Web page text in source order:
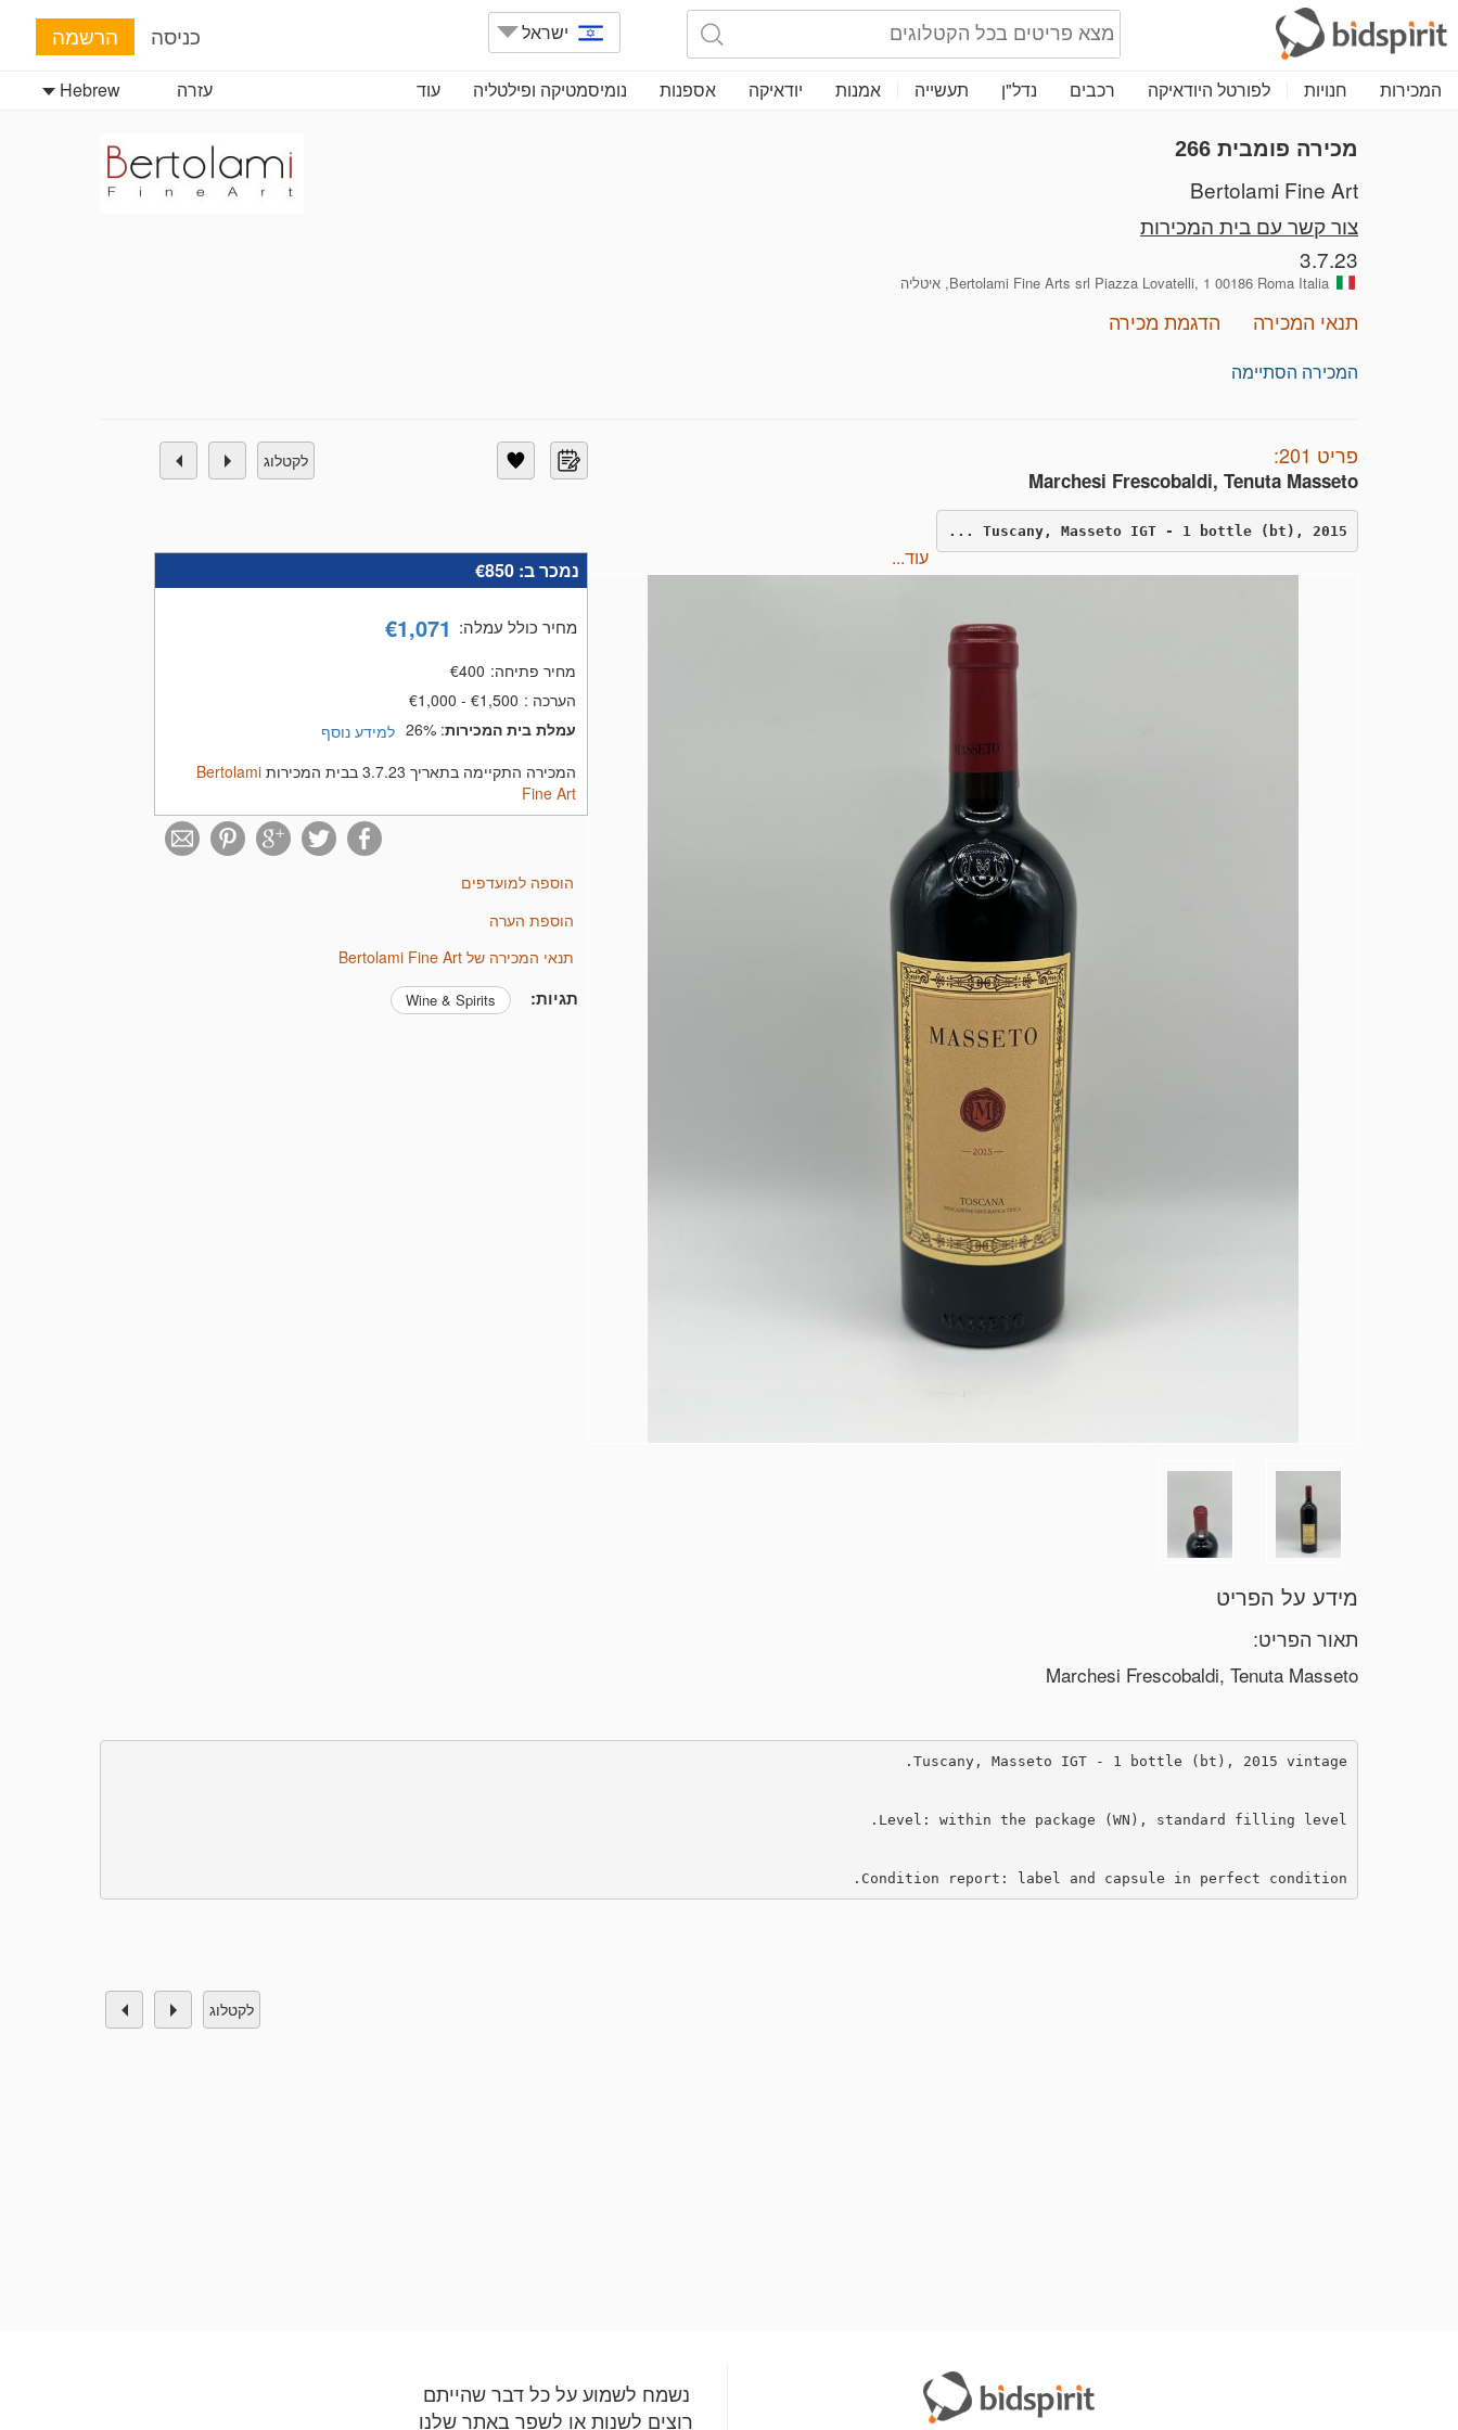
ישראל כניסה הרשמה
המכירות חנויות לפורטל היודאיקה רכבים נדל"ן תעשייה אמנות יודאיקה אספנות נומיסמטיקה ופילטליה עוד Hebrew עזרה
מכירה פומבית 266
Bertolami Fine Art
צור קשר עם בית המכירות
3.7.23
Bertolami Fine Arts srl Piazza Lovatelli, 1 00186 Roma Italia, איטליה
תנאי המכירה הדגמת מכירה
המכירה הסתיימה
פריט 201:
Marchesi Frescobaldi, Tenuta Masseto
Tuscany, Masseto IGT - 1 bottle (bt), 2015 ...
עוד...
לקטלוג
נמכר ב: €850
מחיר כולל עמלה:
€1,071
מחיר פתיחה: €400
הערכה :
€1,000 - €1,500
עמלת בית המכירות:
26%
למידע נוסף
המכירה התקיימה בתאריך 3.7.23 בבית המכירות
Bertolami
Fine Art
הוספה למועדפים
הוספת הערה
תנאי המכירה של Bertolami Fine Art
תגיות: Wine & Spirits
מידע על הפריט
תאור הפריט:
Marchesi Frescobaldi, Tenuta Masseto
Tuscany, Masseto IGT - 1 bottle (bt), 2015 vintage.
Level: within the package (WN), standard filling level.
Condition report: label and capsule in perfect condition.
לקטלוג
נשמח לשמוע על כל דבר שהייתם
רוצים לשנות או לשפר באתר שלנו